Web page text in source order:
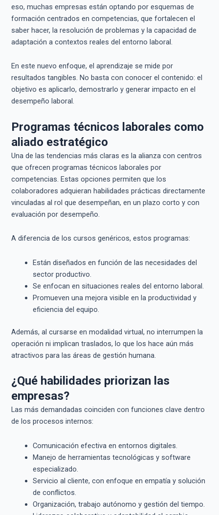
eso, muchas empresas están optando por esquemas de
formación centrados en competencias, que fortalecen el
saber hacer, la resolución de problemas y la capacidad de
adaptación a contextos reales del entorno laboral.
En este nuevo enfoque, el aprendizaje se mide por
resultados tangibles. No basta con conocer el contenido: el
objetivo es aplicarlo, demostrarlo y generar impacto en el
desempeño laboral.
Programas técnicos laborales como
aliado estratégico
Una de las tendencias más claras es la alianza con centros
que ofrecen programas técnicos laborales por
competencias. Estas opciones permiten que los
colaboradores adquieran habilidades prácticas directamente
vinculadas al rol que desempeñan, en un plazo corto y con
evaluación por desempeño.
A diferencia de los cursos genéricos, estos programas:
Están diseñados en función de las necesidades del
sector productivo.
Se enfocan en situaciones reales del entorno laboral.
Promueven una mejora visible en la productividad y
eficiencia del equipo.
Además, al cursarse en modalidad virtual, no interrumpen la
operación ni implican traslados, lo que los hace aún más
atractivos para las áreas de gestión humana.
¿Qué habilidades priorizan las
empresas?
Las más demandadas coinciden con funciones clave dentro
de los procesos internos:
Comunicación efectiva en entornos digitales.
Manejo de herramientas tecnológicas y software
especializado.
Servicio al cliente, con enfoque en empatía y solución
de conflictos.
Organización, trabajo autónomo y gestión del tiempo.